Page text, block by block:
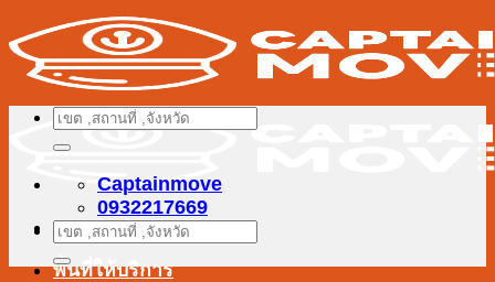
ข้าม
ไป
เนื้อหา
พื้นที่ให้บริการ
ค้นหา:
Captainmove
0932217669
ค้นหา: